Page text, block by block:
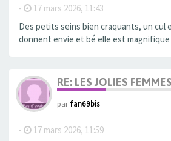
- 17 mars 2026, 11:43
Des petits seins bien craquants, un cul
donnent envie et bé elle est magnifique
RE: LES JOLIES
parfan69bis
- 17 mars 2026, 11:59